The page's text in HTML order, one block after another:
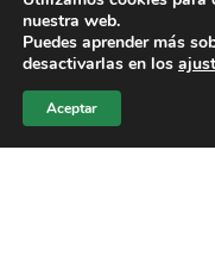
Más Información
Sobre Nosotros
Directorio
nuestra web.
Puedes aprender más
desactivarlas en los
Aceptar